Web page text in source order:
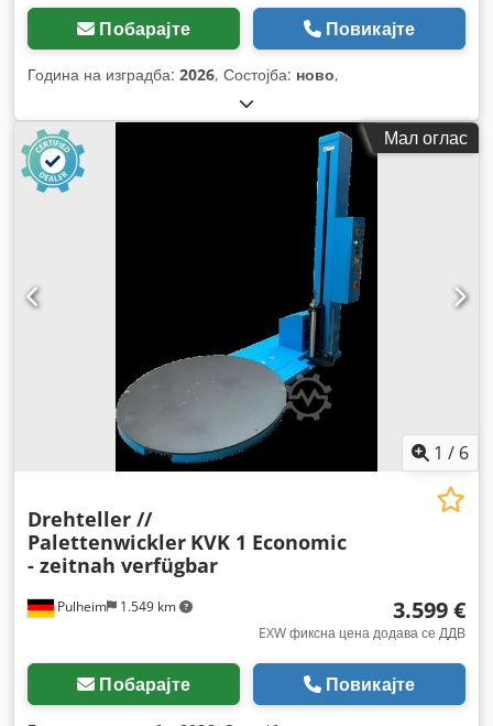
Побарајте Повикајте
Година на изградба: 2026, Состојба: ново,
Мал оглас
1 / 6
Pulheim 1.549 km
Drehteller //
Palettenwickler KVK 1 Economic
- zeitnah verfügbar
3.599 €
EXW фиксна цена додава се ДДВ
Побарајте Повикајте